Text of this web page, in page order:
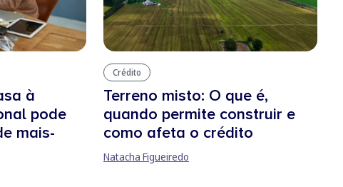
à
pode
mais-
Crédito
Terreno misto: O que é,
quando permite construir e
como afeta o crédito
Natacha Figueiredo